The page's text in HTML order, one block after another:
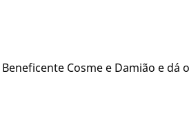
Cosme e Damião e dá